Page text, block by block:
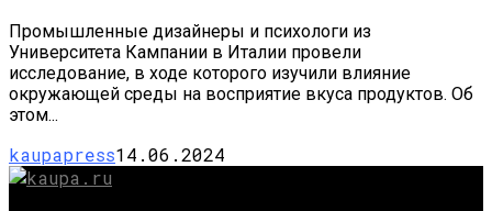
Промышленные дизайнеры и психологи из
Университета Кампании в Италии провели
исследование, в ходе которого изучили влияние
окружающей среды на восприятие вкуса продуктов. Об
этом...
kaupapress14.06.2024